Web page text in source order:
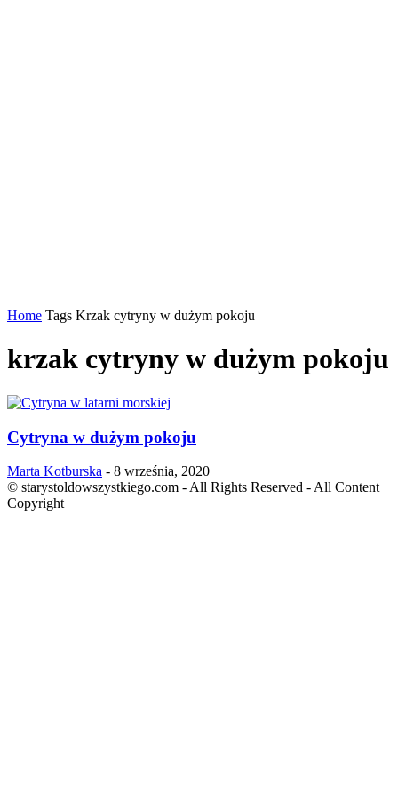
Home Tags Krzak cytryny w dużym pokoju
krzak cytryny w dużym pokoju
Cytryna w dużym pokoju
Marta Kotburska - 8 września, 2020
© starystoldowszystkiego.com - All Rights Reserved - All Content
Copyright